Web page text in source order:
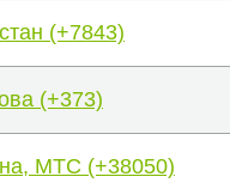
(+7843)
(+373)
МТС (+38050)